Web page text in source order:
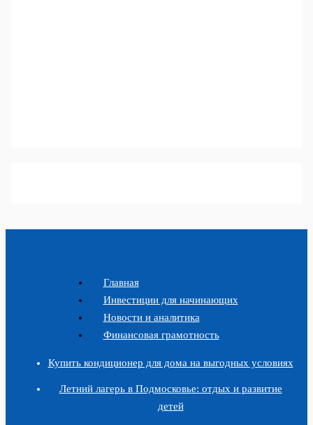
Главная
Инвестиции для начинающих
Новости и аналитика
Финансовая грамотность
Купить кондиционер для дома на выгодных условиях
Летний лагерь в Подмосковье: отдых и развитие
детей